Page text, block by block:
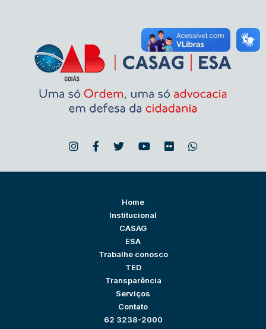
Home
Institucional
CASAG
ESA
Trabalhe conosco
TED
Transparência
Serviços
Contato
62 3238-2000